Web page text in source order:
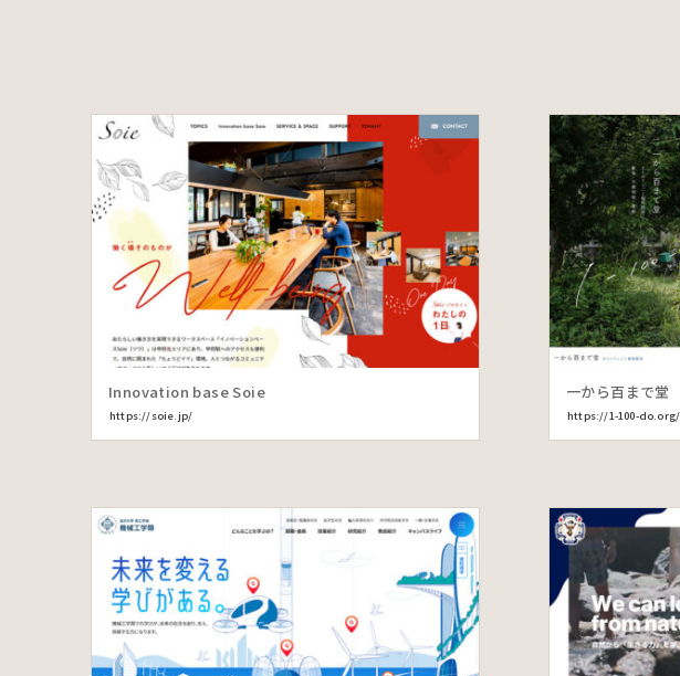
Innovation base Soie
https://soie.jp/
一から百まで堂
https://1-100-do.org/